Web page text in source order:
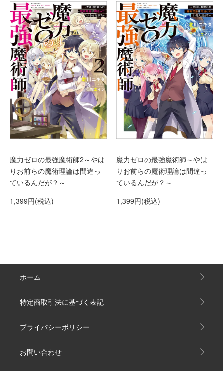
魔力ゼロの最強魔術師2～やは
りお前らの魔術理論は間違っ
ているんだが？～
1,399円(税込)
魔力ゼロの最強魔術師～やは
りお前らの魔術理論は間違っ
ているんだが？～
1,399円(税込)
ホーム
特定商取引法に基づく表記
プライバシーポリシー
お問い合わせ